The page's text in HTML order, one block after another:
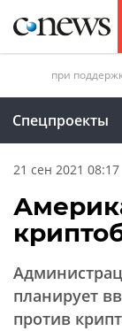
при
Спецпроекты
21 сен 2021 08:17
планирует
против